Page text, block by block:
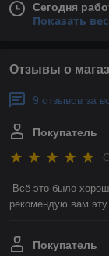
Сегодня
Показать
Отзывы о
9 отзывов за
Покупатель
Всё это было
рекомендую вам
Покупатель